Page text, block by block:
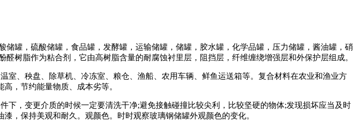
罐，硫酸储罐，食品罐，发酵罐，运输储罐，储罐，胶水罐，化学品罐，压力储罐，酱油罐，硝
树脂作为粘合剂，它由高树脂含量的耐腐蚀衬里层，阻挡层，纤维缠绕增强层和外保护层组成。
、秧盘、除草机、冷冻室、粮仓、渔船、农用车辆、鲜鱼运送箱等。复合材料在农业和渔业方
，节约能量物质、成本劣等。
，变更介质的时候一定要清洗干净;避免接触碰撞比较尖利，比较坚硬的物体;发现损坏应当及时
，保持美观和耐久。观颜色。时时观察玻璃钢储罐外观颜色的变化。